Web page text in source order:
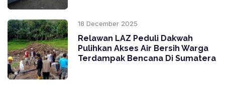
18 December 2025
Relawan LAZ Peduli Dakwah
Pulihkan Akses Air Bersih Warga
Terdampak Bencana Di Sumatera